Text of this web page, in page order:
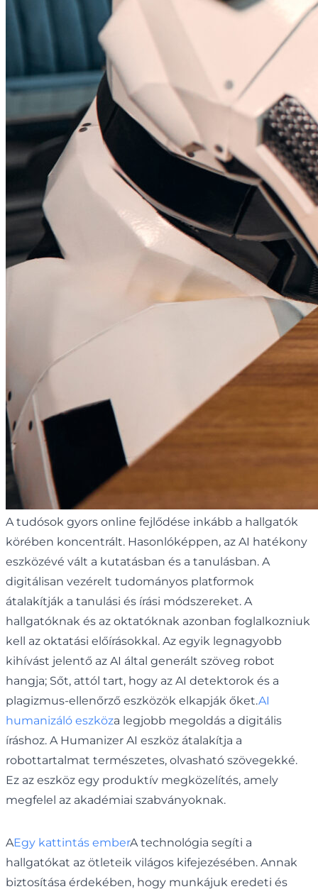
A tudósok gyors online fejlődése inkább a hallgatók
körében koncentrált. Hasonlóképpen, az AI hatékony
eszközévé vált a kutatásban és a tanulásban. A
digitálisan vezérelt tudományos platformok
átalakítják a tanulási és írási módszereket. A
hallgatóknak és az oktatóknak azonban foglalkozniuk
kell az oktatási előírásokkal. Az egyik legnagyobb
kihívást jelentő az AI által generált szöveg robot
hangja; Sőt, attól tart, hogy az AI detektorok és a
plagizmus-ellenőrző eszközök elkapják őket.AI
humanizáló eszköza legjobb megoldás a digitális
íráshoz. A Humanizer AI eszköz átalakítja a
robottartalmat természetes, olvasható szövegekké.
Ez az eszköz egy produktív megközelítés, amely
megfelel az akadémiai szabványoknak.
AEgy kattintás emberA technológia segíti a
hallgatókat az ötleteik világos kifejezésében. Annak
biztosítása érdekében, hogy munkájuk eredeti és